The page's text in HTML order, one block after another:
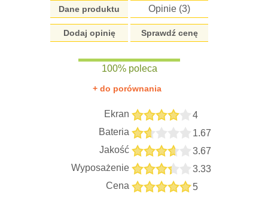
Dane produktu Opinie (3)
Dodaj opinię Sprawdź cenę
100% poleca
+ do porównania
Ekran
4
Bateria
1.67
Jakość
3.67
Wyposażenie
3.33
Cena
5